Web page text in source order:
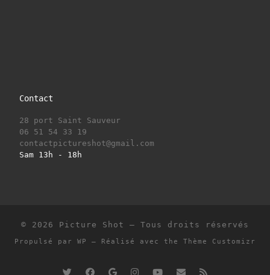
Contact
28 port Saint Sauveur
06 51 54 33 19
contactpictureshot@gmail.com
Sam 13h - 18h
© 2026 Picture Shot – Tous droits réservés
Propulsé par WP – Réalisé avec the Thème Customizr